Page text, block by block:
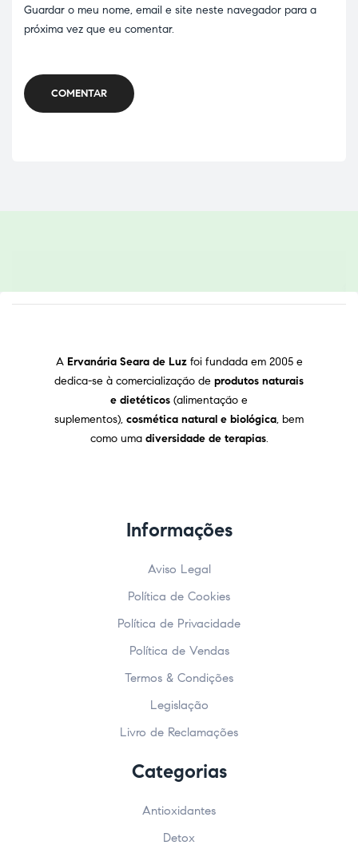
Guardar o meu nome, email e site neste navegador para a
próxima vez que eu comentar.
COMENTAR
A Ervanária Seara de Luz foi fundada em 2005 e
dedica-se à comercialização de produtos naturais
e dietéticos (alimentação e
suplementos), cosmética natural e biológica, bem
como uma diversidade de terapias.
Informações
Aviso Legal
Política de Cookies
Política de Privacidade
Política de Vendas
Termos & Condições
Legislação
Livro de Reclamações
Categorias
Antioxidantes
Detox